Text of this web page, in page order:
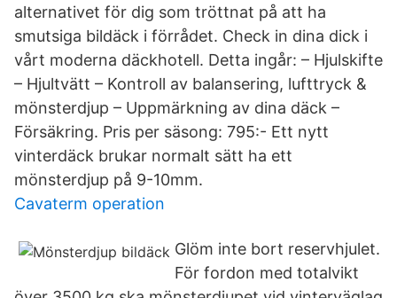
alternativet för dig som tröttnat på att ha
smutsiga bildäck i förrådet. Check in dina dick i
vårt moderna däckhotell. Detta ingår: – Hjulskifte
– Hjultvätt – Kontroll av balansering, lufttryck &
mönsterdjup – Uppmärkning av dina däck –
Försäkring. Pris per säsong: 795:- Ett nytt
vinterdäck brukar normalt sätt ha ett
mönsterdjup på 9-10mm.
Cavaterm operation
Glöm inte bort reservhjulet.
För fordon med totalvikt